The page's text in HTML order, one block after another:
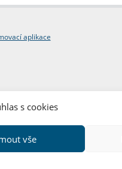
s cookies
vše
aplikace